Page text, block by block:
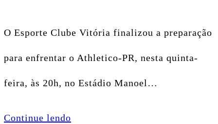
O Esporte Clube Vitória finalizou a preparação
para enfrentar o Athletico-PR, nesta quinta-
feira, às 20h, no Estádio Manoel…
Continue lendo